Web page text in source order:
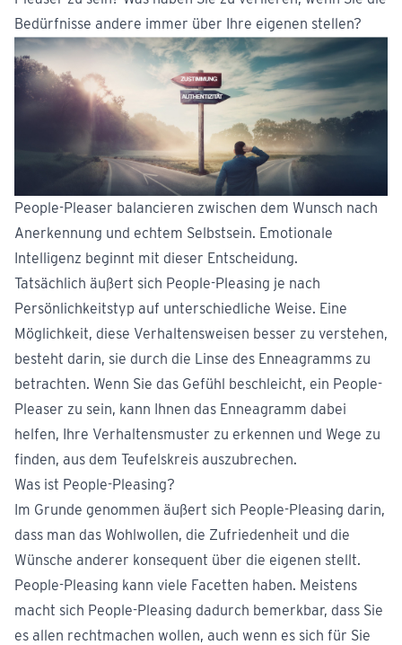
Bedürfnisse andere immer über Ihre eigenen stellen?
People-Pleaser balancieren zwischen dem Wunsch nach
Anerkennung und echtem Selbstsein. Emotionale
Intelligenz beginnt mit dieser Entscheidung.
Tatsächlich äußert sich People-Pleasing je nach
Persönlichkeitstyp auf unterschiedliche Weise. Eine
Möglichkeit, diese Verhaltensweisen besser zu verstehen,
besteht darin, sie durch die Linse des Enneagramms zu
betrachten. Wenn Sie das Gefühl beschleicht, ein People-
Pleaser zu sein, kann Ihnen das Enneagramm dabei
helfen, Ihre Verhaltensmuster zu erkennen und Wege zu
finden, aus dem Teufelskreis auszubrechen.
Was ist People-Pleasing?
Im Grunde genommen äußert sich People-Pleasing darin,
dass man das Wohlwollen, die Zufriedenheit und die
Wünsche anderer konsequent über die eigenen stellt.
People-Pleasing kann viele Facetten haben. Meistens
macht sich People-Pleasing dadurch bemerkbar, dass Sie
es allen rechtmachen wollen, auch wenn es sich für Sie